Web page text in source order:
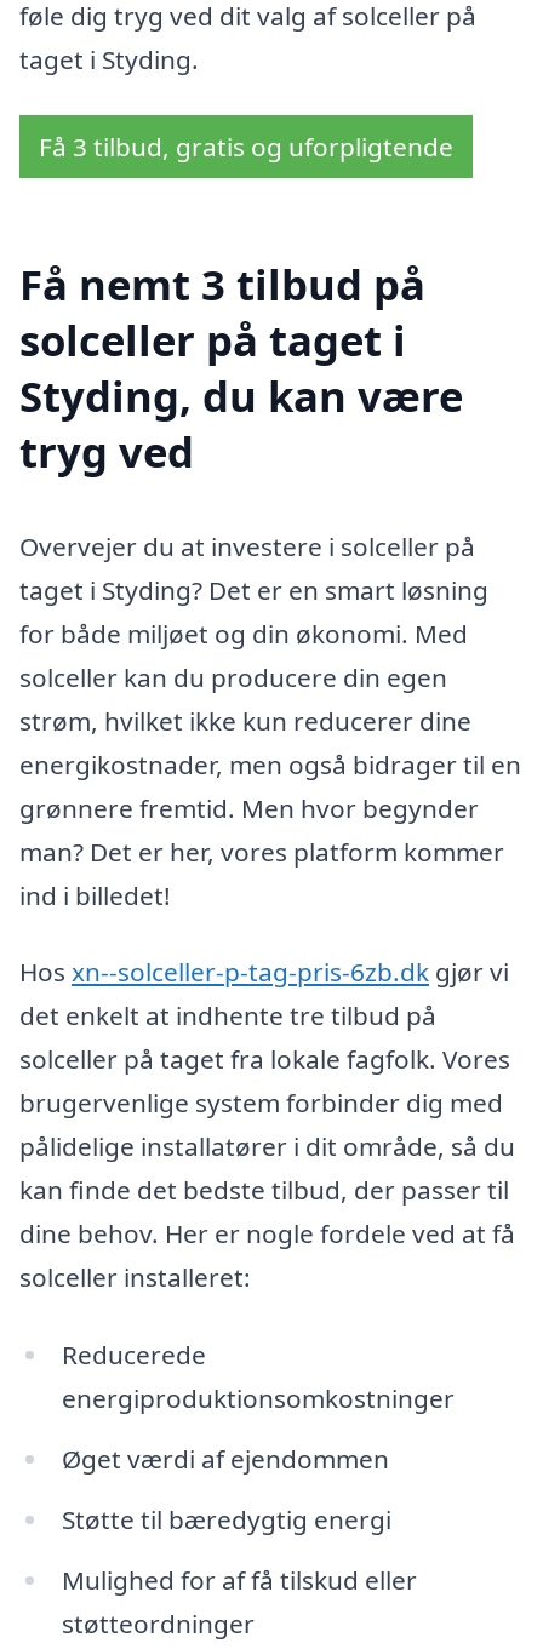
føle dig tryg ved dit valg af solceller på
taget i Styding.
Få 3 tilbud, gratis og uforpligtende
Få nemt 3 tilbud på
solceller på taget i
Styding, du kan være
tryg ved
Overvejer du at investere i solceller på
taget i Styding? Det er en smart løsning
for både miljøet og din økonomi. Med
solceller kan du producere din egen
strøm, hvilket ikke kun reducerer dine
energikostnader, men også bidrager til en
grønnere fremtid. Men hvor begynder
man? Det er her, vores platform kommer
ind i billedet!
Hos xn--solceller-p-tag-pris-6zb.dk gjør vi
det enkelt at indhente tre tilbud på
solceller på taget fra lokale fagfolk. Vores
brugervenlige system forbinder dig med
pålidelige installatører i dit område, så du
kan finde det bedste tilbud, der passer til
dine behov. Her er nogle fordele ved at få
solceller installeret:
Reducerede
energiproduktionsomkostninger
Øget værdi af ejendommen
Støtte til bæredygtig energi
Mulighed for af få tilskud eller
støtteordninger